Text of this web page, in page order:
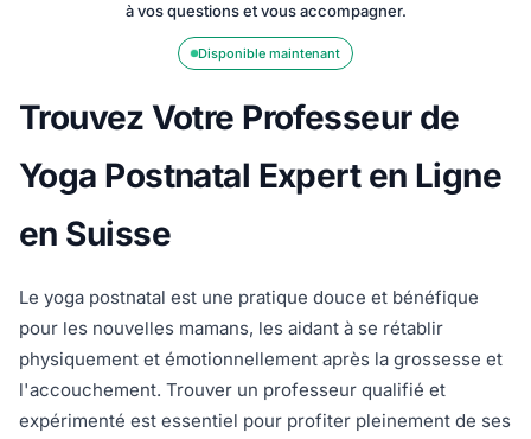
à vos questions et vous accompagner.
Disponible maintenant
Trouvez Votre Professeur de
Yoga Postnatal Expert en Ligne
en Suisse
Le yoga postnatal est une pratique douce et bénéfique
pour les nouvelles mamans, les aidant à se rétablir
physiquement et émotionnellement après la grossesse et
l'accouchement. Trouver un professeur qualifié et
expérimenté est essentiel pour profiter pleinement de ses